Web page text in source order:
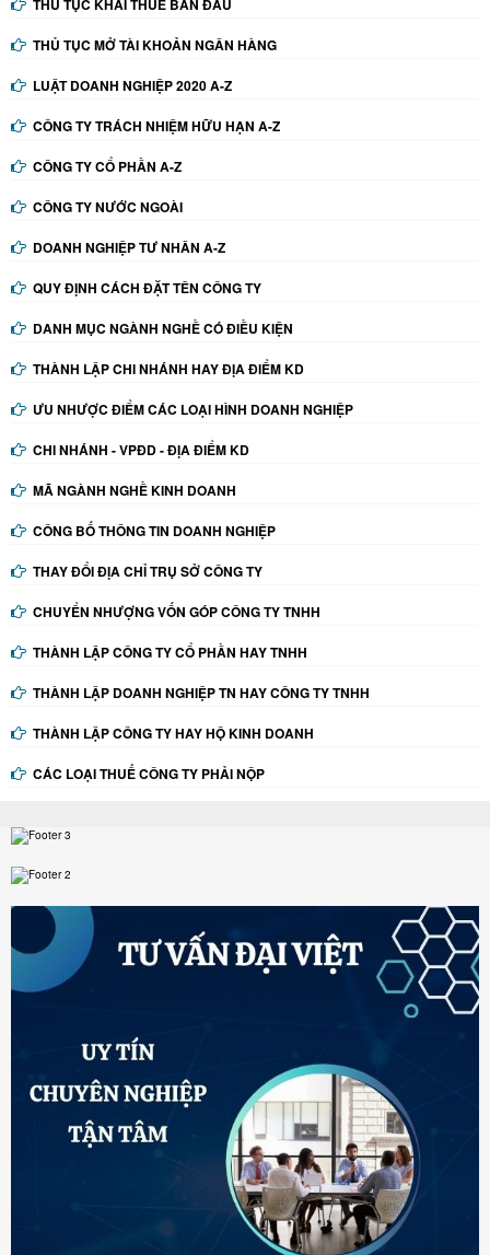
THỦ TỤC KHAI THUẾ BAN ĐẦU
THỦ TỤC MỞ TÀI KHOẢN NGÂN HÀNG
LUẬT DOANH NGHIỆP 2020 A-Z
CÔNG TY TRÁCH NHIỆM HỮU HẠN A-Z
CÔNG TY CỔ PHẦN A-Z
CÔNG TY NƯỚC NGOÀI
DOANH NGHIỆP TƯ NHÂN A-Z
QUY ĐỊNH CÁCH ĐẶT TÊN CÔNG TY
DANH MỤC NGÀNH NGHỀ CÓ ĐIỀU KIỆN
THÀNH LẬP CHI NHÁNH HAY ĐỊA ĐIỂM KD
ƯU NHƯỢC ĐIỂM CÁC LOẠI HÌNH DOANH NGHIỆP
CHI NHÁNH - VPĐD - ĐỊA ĐIỂM KD
MÃ NGÀNH NGHỀ KINH DOANH
CÔNG BỐ THÔNG TIN DOANH NGHIỆP
THAY ĐỔI ĐỊA CHỈ TRỤ SỞ CÔNG TY
CHUYỂN NHƯỢNG VỐN GÓP CÔNG TY TNHH
THÀNH LẬP CÔNG TY CỔ PHẦN HAY TNHH
THÀNH LẬP DOANH NGHIỆP TN HAY CÔNG TY TNHH
THÀNH LẬP CÔNG TY HAY HỘ KINH DOANH
CÁC LOẠI THUẾ CÔNG TY PHẢI NỘP